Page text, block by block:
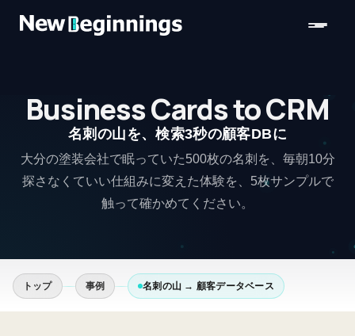
Business Cards to CRM
名刺の山を、検索3秒の顧客DBに
大分の塗装会社で眠っていた500枚の名刺を、毎朝10分
探さなくていい仕組みに変えた体験を、5枚サンプルで
触って確かめてください。
トップ 事例 名刺の山 → 顧客データベース